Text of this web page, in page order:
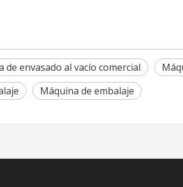
de envasado al vacío comercial
Máquina de embalaje